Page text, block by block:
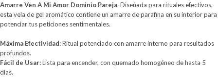
Amarre Ven A Mi Amor Dominio Pareja. Diseñada para rituales efectivos,
esta vela de gel aromático contiene un amarre de parafina en su interior para
potenciar tus peticiones sentimentales.
Máxima Efectividad:Ritual potenciado con amarre interno para resultados
profundos.
Fácil de Usar:Lista para encender, con quemado homogéneo de hasta 5
días.